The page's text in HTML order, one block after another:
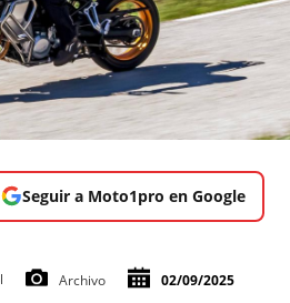
Seguir a Moto1pro en Google
Archivo 02/09/2025